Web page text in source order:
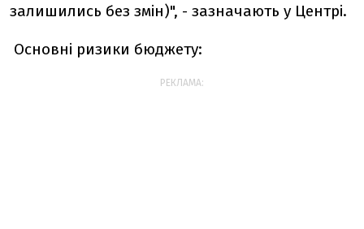
залишились без змін)", - зазначають у Центрі.
Основні ризики бюджету:
РЕКЛАМА: